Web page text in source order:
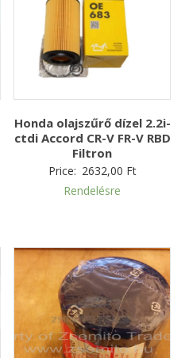
Honda olajszűrő dízel 2.2i-
ctdi Accord CR-V FR-V RBD
Filtron
Price: 2632,00 Ft
Rendelésre